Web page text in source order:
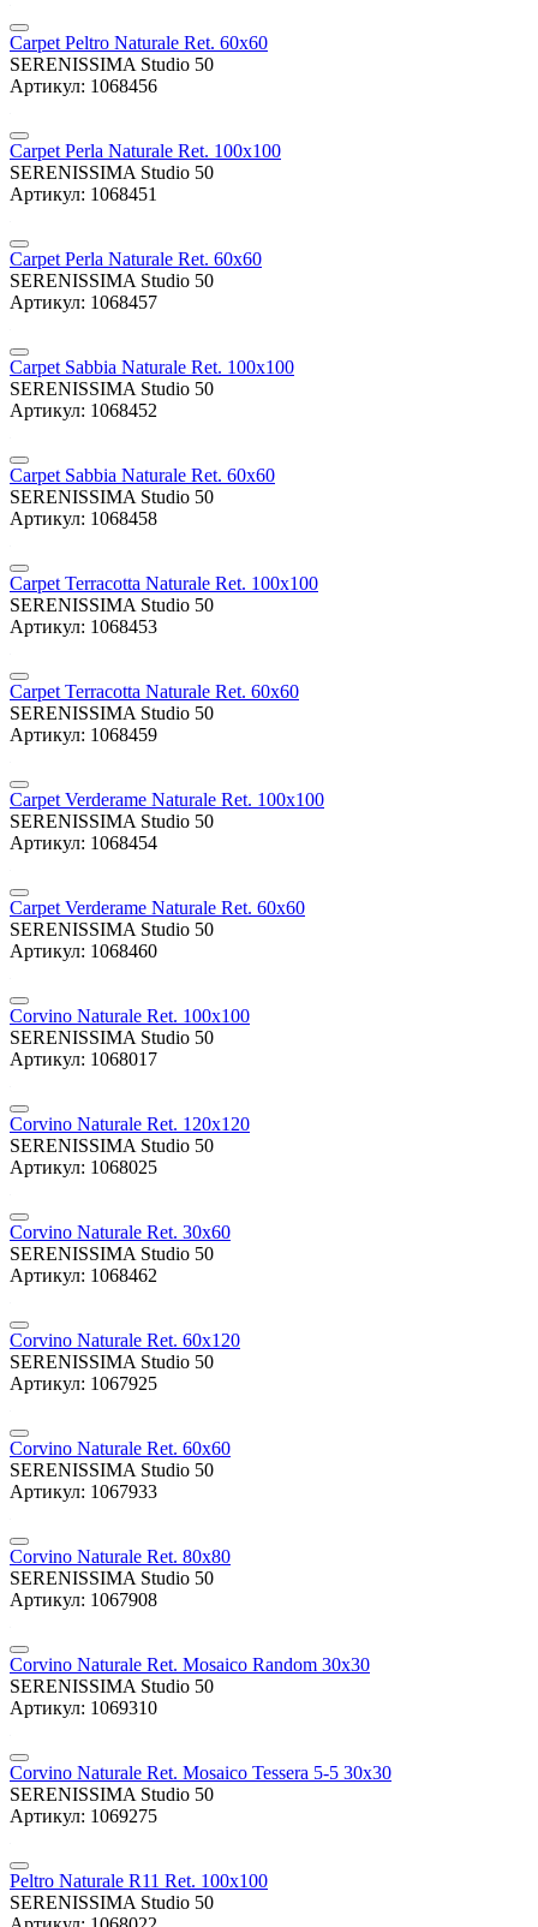
Carpet Peltro Naturale Ret. 60x60
SERENISSIMA Studio 50
Артикул: 1068456
Carpet Perla Naturale Ret. 100x100
SERENISSIMA Studio 50
Артикул: 1068451
Carpet Perla Naturale Ret. 60x60
SERENISSIMA Studio 50
Артикул: 1068457
Carpet Sabbia Naturale Ret. 100x100
SERENISSIMA Studio 50
Артикул: 1068452
Carpet Sabbia Naturale Ret. 60x60
SERENISSIMA Studio 50
Артикул: 1068458
Carpet Terracotta Naturale Ret. 100x100
SERENISSIMA Studio 50
Артикул: 1068453
Carpet Terracotta Naturale Ret. 60x60
SERENISSIMA Studio 50
Артикул: 1068459
Carpet Verderame Naturale Ret. 100x100
SERENISSIMA Studio 50
Артикул: 1068454
Carpet Verderame Naturale Ret. 60x60
SERENISSIMA Studio 50
Артикул: 1068460
Corvino Naturale Ret. 100x100
SERENISSIMA Studio 50
Артикул: 1068017
Corvino Naturale Ret. 120x120
SERENISSIMA Studio 50
Артикул: 1068025
Corvino Naturale Ret. 30x60
SERENISSIMA Studio 50
Артикул: 1068462
Corvino Naturale Ret. 60x120
SERENISSIMA Studio 50
Артикул: 1067925
Corvino Naturale Ret. 60x60
SERENISSIMA Studio 50
Артикул: 1067933
Corvino Naturale Ret. 80x80
SERENISSIMA Studio 50
Артикул: 1067908
Corvino Naturale Ret. Mosaico Random 30x30
SERENISSIMA Studio 50
Артикул: 1069310
Corvino Naturale Ret. Mosaico Tessera 5-5 30x30
SERENISSIMA Studio 50
Артикул: 1069275
Peltro Naturale R11 Ret. 100x100
SERENISSIMA Studio 50